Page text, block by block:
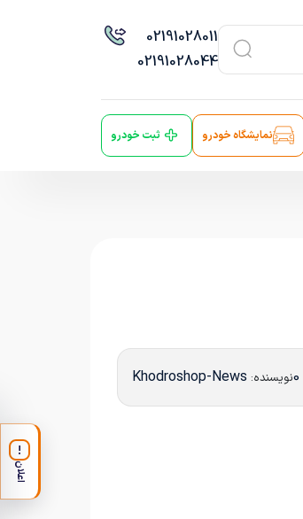
02191028011
02191028044
نمایشگاه خودرو ثبت خودرو
نویسنده: Khodroshop-News
!
اعلان